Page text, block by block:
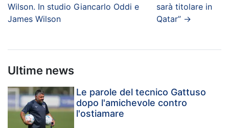
Wilson. In studio Giancarlo Oddi e
James Wilson
sarà titolare in
Qatar”→
Ultime news
Le parole del tecnico Gattuso
dopo l'amichevole contro
l'ostiamare